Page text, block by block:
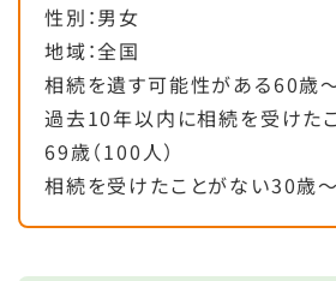
性別：男女
地域：全国
相続を遺す可能性がある60歳
過去10年以内に相続を受けた
69歳（100人）
相続を受けたことがない30歳